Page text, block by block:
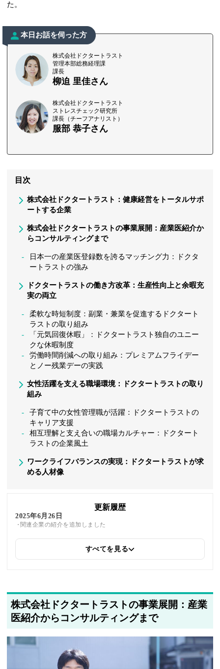
た。
本日お話を伺った方
株式会社ドクタートラスト
管理本部総務経理課
課長
柳迫 里佳さん
株式会社ドクタートラスト
ストレスチェック研究所
課長（チーフアナリスト）
服部 恭子さん
目次
株式会社ドクタートラスト：健康経営をトータルサポ
ートする企業
株式会社ドクタートラストの事業展開：産業医紹介か
らコンサルティングまで
日本一の産業医登録数を誇るマッチング力：ドクタ
ートラストの強み
ドクタートラストの働き方改革：生産性向上と余暇充
実の両立
柔軟な時短制度：副業・兼業を促進するドクタート
ラストの取り組み
「元気回復休暇」：ドクタートラスト独自のユニー
クな休暇制度
労働時間削減への取り組み：プレミアムフライデー
とノー残業デーの実践
女性活躍を支える職場環境：ドクタートラストの取り
組み
子育て中の女性管理職が活躍：ドクタートラストの
キャリア支援
相互理解と支え合いの職場カルチャー：ドクタート
ラストの企業風土
ワークライフバランスの実現：ドクタートラストが求
める人材像
更新履歴
2025年6月26日
関連企業の紹介を追加しました
筆者情報を更新しました
すべてを見る
株式会社ドクタートラストの事業展開：産業
医紹介からコンサルティングまで